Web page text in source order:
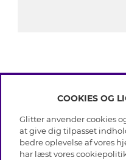
OM
COOKIES OG
Glitter anvender cookies
at give dig tilpasset
bedre oplevelse af vores
har læst vores